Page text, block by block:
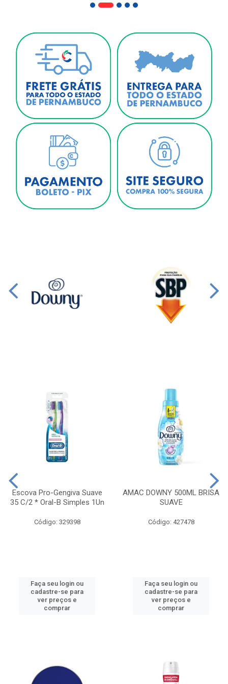
Escova Pro-Gengiva Suave
35 C/2 * Oral-B Simples 1Un
Código: 329398
Faça seu login ou
cadastre-se para
ver preços e
comprar
AMAC DOWNY 500ML BRISA
SUAVE
Código: 427478
Faça seu login ou
cadastre-se para
ver preços e
comprar